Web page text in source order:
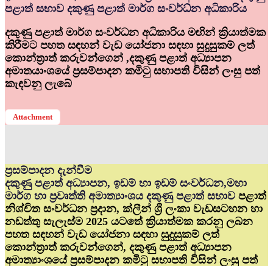
පළාත් සභාව දකුණු පළාත් මාර්ග සංවර්ධ්‍න අධිකාරිය
දකුණු පළාත් මාර්ග සංවර්ධන අධිකාරිය මඟින් ක්‍රියාත්මක
කිරීමට පහත සඳහන් වැඩ යෝජනා සඳහා සුදුසුකම් ලත්
කොන්ත්‍රාත් කරුවන්ගෙන් ,දකුණු පළාත් අධ්‍යාපන
අමාතයාංශයේ ප්‍රසම්පාදන කමිටු සභාපති විසින් ලංසු පත්
කැඳවනු ලැබේ
Attachment
ප්‍රසම්පාදන දැන්වීම
දකුණු පළාත් අධ්‍යාපන, ඉඩම් හා ඉඩම් සංවර්ධන,මහා
මාර්ග හා ප්‍රවෘත්ති අමාත්‍යාංශය දකුණු පළාත් සභාව පළාත්
නිශ්චිත සංවර්ධන ප්‍රදාන, ක්ලීන් ශ්‍රී ලංකා වැඩසටහන හා
නඩත්තු සැලැස්ම 2025 යටතේ ක්‍රියාත්මක කරනු ලබන
පහත සඳහන් වැඩ යෝජනා සඳහා සුදුසුකම් ලත්
කොන්ත්‍රාත් කරුවන්ගෙන්, දකුණු පළාත් අධ්‍යාපන
අමාත්‍යාංශයේ ප්‍රසම්පාදන කමිටු සභාපති විසින් ලංසු පත්